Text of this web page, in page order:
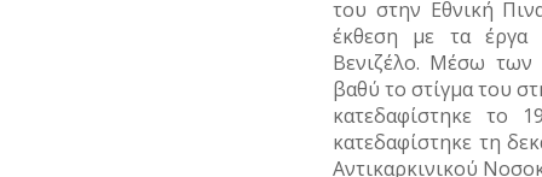
του στην Εθνική
έκθεση με τα έργα
Βενιζέλο. Μέσω των
βαθύ το στίγμα του
κατεδαφίστηκε το
κατεδαφίστηκε τη
Αντικαρκινικού